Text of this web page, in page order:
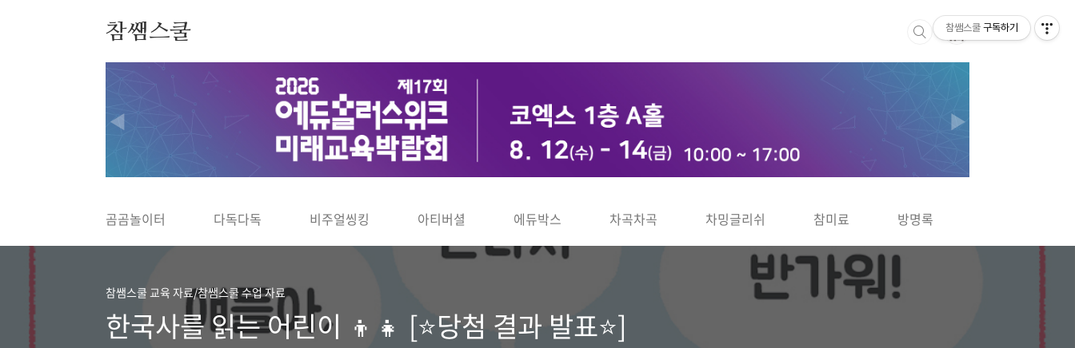
참쌤스쿨
◀ ▶
곰곰놀이터 다독다독 비주얼씽킹 아티버셜 에듀박스 차곡차곡 차밍글리쉬 참미료 방명록
참쌤스쿨 교육 자료/참쌤스쿨 수업 자료
한국사를 읽는 어린이 👦👧 [⭐당첨 결과 발표⭐]
참쌤스쿨 구독하기